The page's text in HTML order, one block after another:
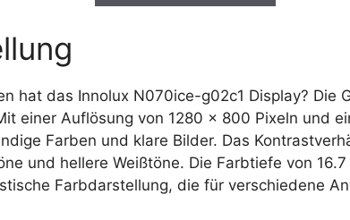
hat das Innolux N070ice-g02c1 Display? Die
einer Auflösung von 1280 x 800 Pixeln und
Farben und klare Bilder. Das
und hellere Weißtöne. Die Farbtiefe von
Farbdarstellung, die für verschiedene